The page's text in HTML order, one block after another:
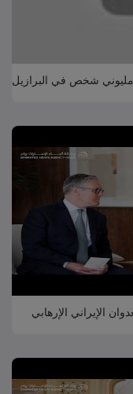
مليوني شخص في البرازيل
الإيراني الإرهابي